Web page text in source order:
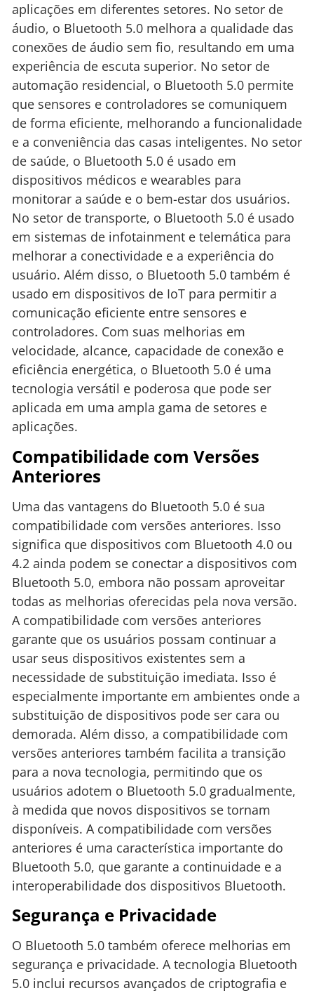
aplicações em diferentes setores. No setor de
áudio, o Bluetooth 5.0 melhora a qualidade das
conexões de áudio sem fio, resultando em uma
experiência de escuta superior. No setor de
automação residencial, o Bluetooth 5.0 permite
que sensores e controladores se comuniquem
de forma eficiente, melhorando a funcionalidade
e a conveniência das casas inteligentes. No setor
de saúde, o Bluetooth 5.0 é usado em
dispositivos médicos e wearables para
monitorar a saúde e o bem-estar dos usuários.
No setor de transporte, o Bluetooth 5.0 é usado
em sistemas de infotainment e telemática para
melhorar a conectividade e a experiência do
usuário. Além disso, o Bluetooth 5.0 também é
usado em dispositivos de IoT para permitir a
comunicação eficiente entre sensores e
controladores. Com suas melhorias em
velocidade, alcance, capacidade de conexão e
eficiência energética, o Bluetooth 5.0 é uma
tecnologia versátil e poderosa que pode ser
aplicada em uma ampla gama de setores e
aplicações.
Compatibilidade com Versões
Anteriores
Uma das vantagens do Bluetooth 5.0 é sua
compatibilidade com versões anteriores. Isso
significa que dispositivos com Bluetooth 4.0 ou
4.2 ainda podem se conectar a dispositivos com
Bluetooth 5.0, embora não possam aproveitar
todas as melhorias oferecidas pela nova versão.
A compatibilidade com versões anteriores
garante que os usuários possam continuar a
usar seus dispositivos existentes sem a
necessidade de substituição imediata. Isso é
especialmente importante em ambientes onde a
substituição de dispositivos pode ser cara ou
demorada. Além disso, a compatibilidade com
versões anteriores também facilita a transição
para a nova tecnologia, permitindo que os
usuários adotem o Bluetooth 5.0 gradualmente,
à medida que novos dispositivos se tornam
disponíveis. A compatibilidade com versões
anteriores é uma característica importante do
Bluetooth 5.0, que garante a continuidade e a
interoperabilidade dos dispositivos Bluetooth.
Segurança e Privacidade
O Bluetooth 5.0 também oferece melhorias em
segurança e privacidade. A tecnologia Bluetooth
5.0 inclui recursos avançados de criptografia e